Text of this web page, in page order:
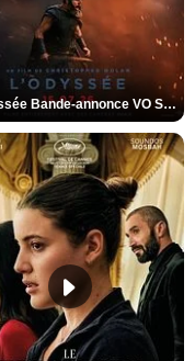
L'Odyssée Bande-annonce VO STFR